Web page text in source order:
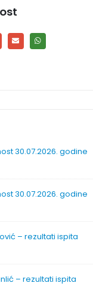
30.07.2026. godine
30.07.2026. godine
– rezultati ispita
– rezultati ispita